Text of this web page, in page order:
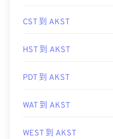
CST 到 AKST
HST 到 AKST
PDT 到 AKST
WAT 到 AKST
WEST 到 AKST